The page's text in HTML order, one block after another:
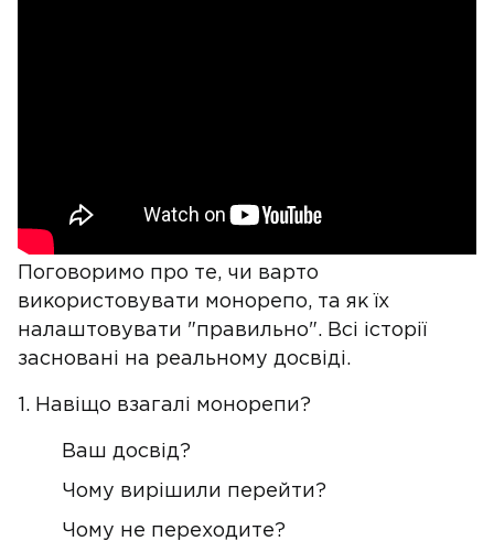
Поговоримо про те, чи варто
використовувати монорепо, та як їх
налаштовувати "правильно". Всі історії
засновані на реальному досвіді.
1. Навіщо взагалі монорепи?
Ваш досвід?
Чому вирішили перейти?
Чому не переходите?